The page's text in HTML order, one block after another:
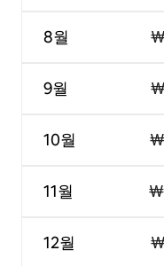
8월
9월
10월
11월
12월